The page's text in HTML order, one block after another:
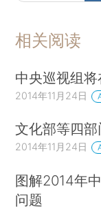
相关阅读
中央巡视组
2014年11月24日
文化部等四
2014年11月24日
图解2014年
问题